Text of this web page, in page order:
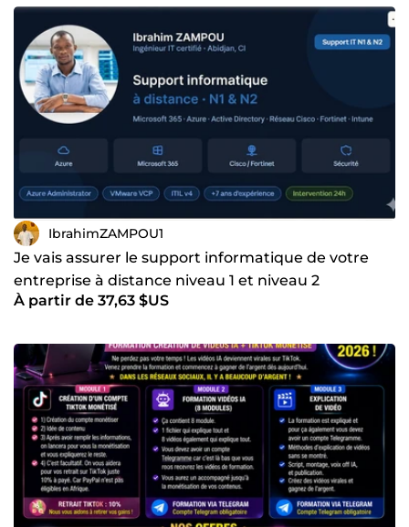
IbrahimZAMPOU1
Je vais assurer le support informatique de votre
entreprise à distance niveau 1 et niveau 2
À partir de 37,63 $US